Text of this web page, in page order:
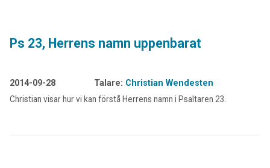
Ps 23, Herrens namn uppenbarat
2014-09-28 Talare: Christian Wendesten
Christian visar hur vi kan förstå Herrens namn i Psaltaren 23.